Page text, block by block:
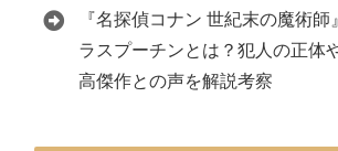
『名探偵コナン 世紀末の魔術師
ラスプーチンとは？犯人の正体
高傑作との声を解説考察